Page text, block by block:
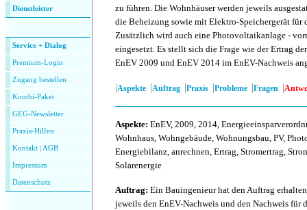
Dienstleister
Service + Dialog
Premium-Login
Zugang bestellen
Kombi-Paket
GEG-Newsletter
Praxis-Hilfen
Kontakt AGB
Impressum
Datenschutz
zu führen. Die Wohnhäuser werden jeweils
die Beheizung sowie mit Elektro-Speichergerät für
Zusätzlich wird auch eine Photovoltaikanlage -
eingesetzt. Es stellt sich die Frage wie der Ertrag
EnEV 2009 und EnEV 2014 im EnEV-Nachweis
|Aspekte |Auftrag |Praxis |Probleme |Fragen |
Aspekte: EnEV, 2009, 2014,
Wohnhaus, Wohngebäude, Wohnungsbau, PV,
Energiebilanz, anrechnen, Ertrag, Stromertrag,
Solarenergie
Auftrag: Ein Bauingenieur hat den Auftrag
jeweils den EnEV-Nachweis und den Nachweis für